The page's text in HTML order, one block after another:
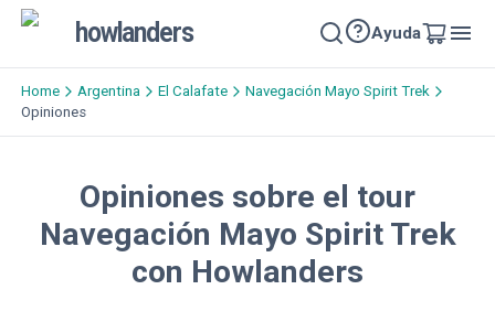
howlanders Ayuda
Home Argentina El Calafate
Navegación Mayo Spirit Trek
Opiniones
Opiniones sobre el tour
Navegación Mayo Spirit Trek
con Howlanders